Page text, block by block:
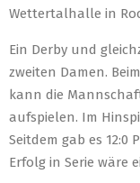
Wettertalhalle in
Ein Derby und
zweiten Damen.
kann die
aufspielen. Im
Seitdem gab es 12:0
Erfolg in Serie wäre